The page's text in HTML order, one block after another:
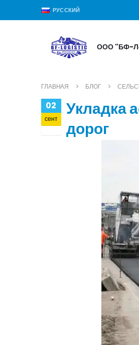
РУССКИЙ
ООО "БФ-
ГЛАВНАЯ БЛОГ
02
сент
Укладка
дорог